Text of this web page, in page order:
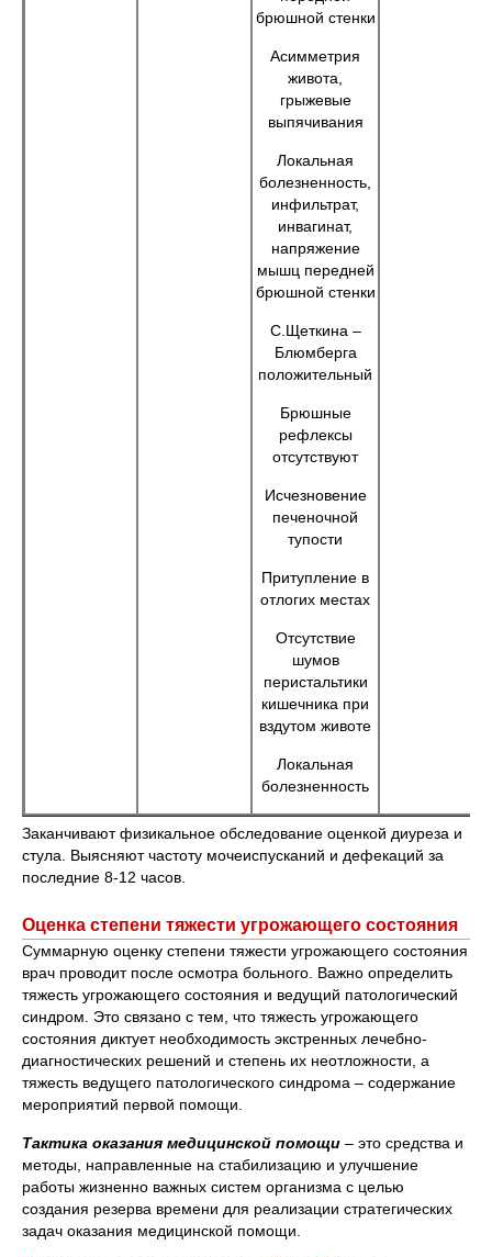
брюшной стенки
Асимметрия
живота,
грыжевые
выпячивания
Локальная
болезненность,
инфильтрат,
инвагинат,
напряжение
мышц передней
брюшной стенки
С.Щеткина –
Блюмберга
положительный
Брюшные
рефлексы
отсутствуют
Исчезновение
печеночной
тупости
Притупление в
отлогих местах
Отсутствие
шумов
перистальтики
кишечника при
вздутом животе
Локальная
болезненность
Заканчивают физикальное обследование оценкой диуреза и
стула. Выясняют частоту мочеиспусканий и дефекаций за
последние 8-12 часов.
Оценка степени тяжести угрожающего состояния
Суммарную оценку степени тяжести угрожающего состояния
врач проводит после осмотра больного. Важно определить
тяжесть угрожающего состояния и ведущий патологический
синдром. Это связано с тем, что тяжесть угрожающего
состояния диктует необходимость экстренных лечебно-
диагностических решений и степень их неотложности, а
тяжесть ведущего патологического синдрома – содержание
мероприятий первой помощи.
Тактика оказания медицинской помощи – это средства и
методы, направленные на стабилизацию и улучшение
работы жизненно важных систем организма с целью
создания резерва времени для реализации стратегических
задач оказания медицинской помощи.